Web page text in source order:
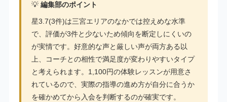
💡 編集部のポイント
星3.7(3件)は三宮エリアのなかでは控えめな水準
で、評価が3件と少ないため傾向を断定しにくいの
が実情です。好意的な声と厳しい声が両方ある以
上、コーチとの相性で満足度が変わりやすいタイプ
と考えられます。1,100円の体験レッスンが用意さ
れているので、実際の指導の進め方が自分に合うか
を確かめてから入会を判断するのが確実です。